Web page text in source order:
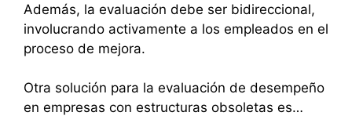
Además, la evaluación debe ser bidireccional,
involucrando activamente a los empleados en el
proceso de mejora.
Otra solución para la evaluación de desempeño
en empresas con estructuras obsoletas es…